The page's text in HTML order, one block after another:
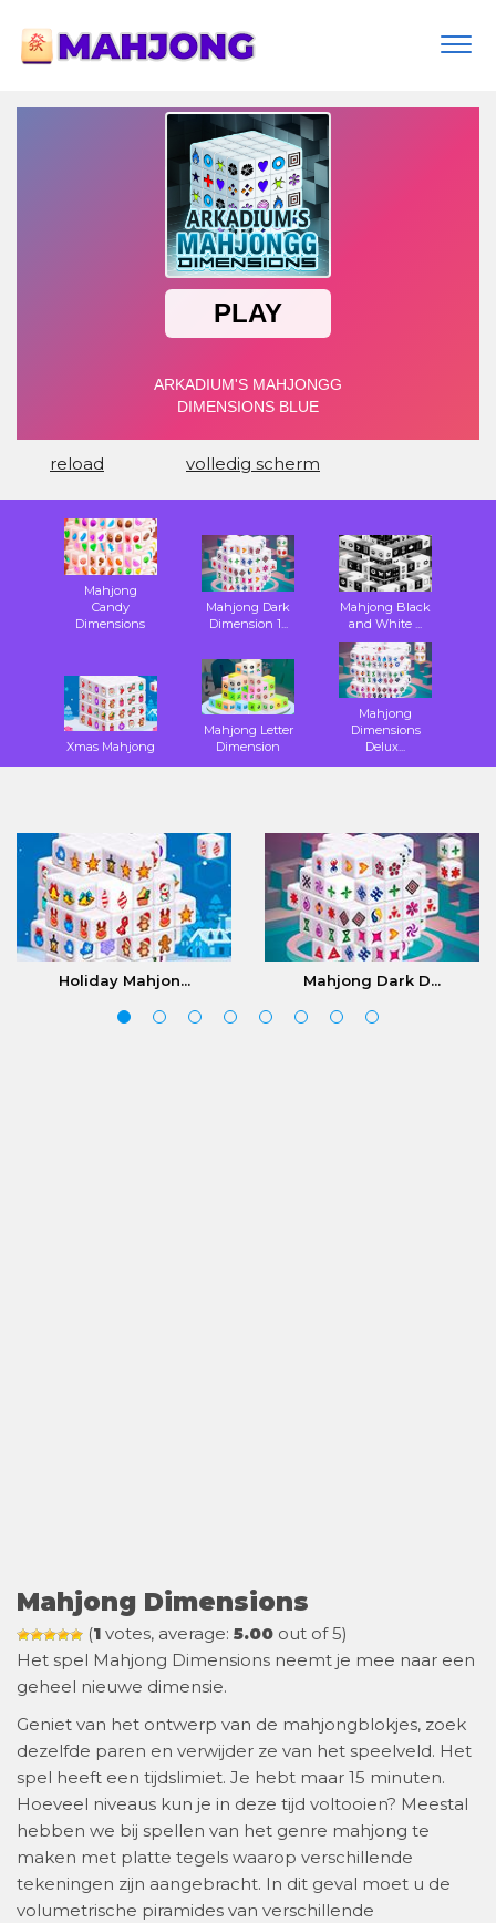
reload volledig scherm
Mahjong
Candy
Dimensions
Mahjong Dark
Dimension 1...
Mahjong Black
and White ...
Xmas Mahjong
Mahjong Letter
Dimension
Mahjong
Dimensions
Delux...
Holiday Mahjon... Mahjong Dark D...
Mahjong Dimensions
(1 votes, average: 5.00 out of 5)
Het spel Mahjong Dimensions neemt je mee naar een
geheel nieuwe dimensie.
Geniet van het ontwerp van de mahjongblokjes, zoek
dezelfde paren en verwijder ze van het speelveld. Het
spel heeft een tijdslimiet. Je hebt maar 15 minuten.
Hoeveel niveaus kun je in deze tijd voltooien? Meestal
hebben we bij spellen van het genre mahjong te
maken met platte tegels waarop verschillende
tekeningen zijn aangebracht. In dit geval moet u de
volumetrische piramides van verschillende